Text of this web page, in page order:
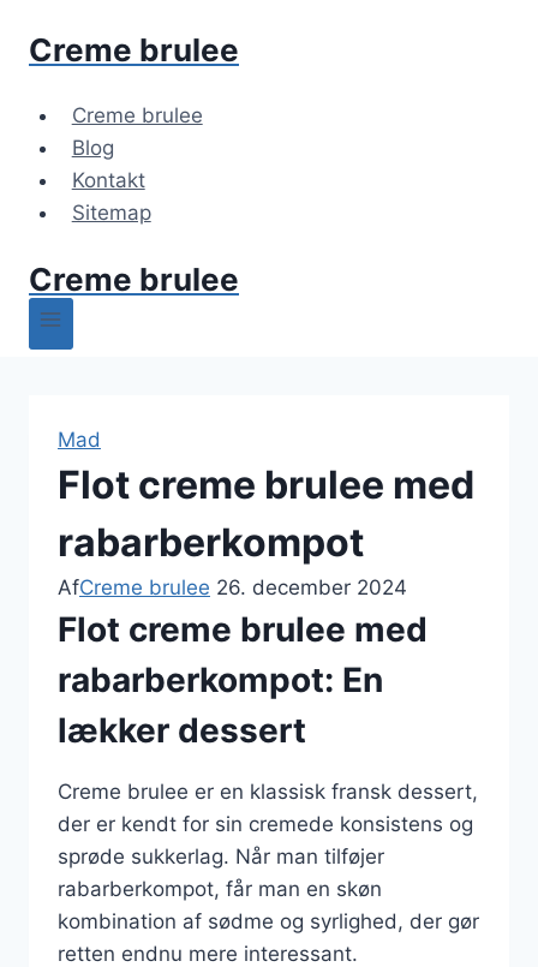
Creme brulee
Creme brulee
Blog
Kontakt
Sitemap
Creme brulee
Mad
Flot creme brulee med
rabarberkompot
AfCreme brulee 26. december 2024
Flot creme brulee med
rabarberkompot: En
lækker dessert
Creme brulee er en klassisk fransk dessert,
der er kendt for sin cremede konsistens og
sprøde sukkerlag. Når man tilføjer
rabarberkompot, får man en skøn
kombination af sødme og syrlighed, der gør
retten endnu mere interessant.